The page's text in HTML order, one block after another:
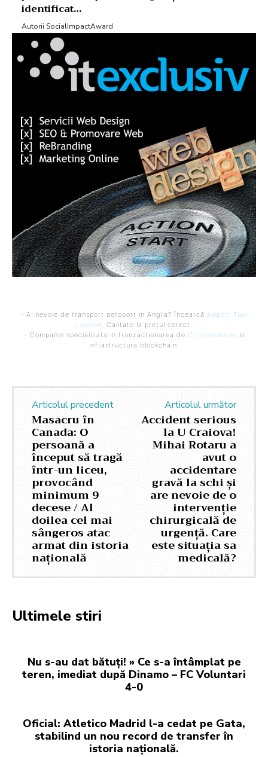
identificat…
Autorii SocialImpactAward
- Ai nevoie de transport aeroport in Anglia? Încearcă Airport Taxi
London. Calitate la prețul corect.
- Companie specializata in tranzactionarea de Criptomonede si
infrastructura blockchain.
Articolul precedent
Masacru în
Canada: O
persoană a
început să tragă
într-un liceu,
provocând
minimum 9
decese / Al
doilea cel mai
sângeros atac
armat din istoria
națională
Articolul următor
Accident serious
la U Craiova!
Mihai Rotaru a
avut o
accidentare
gravă la schi și
are nevoie de o
intervenție
chirurgicală de
urgență. Care
este situația sa
medicală?
Ultimele stiri
Nu s-au dat bătuți! » Ce s-a întâmplat pe
teren, imediat după Dinamo – FC Voluntari
4-0
Oficial: Atletico Madrid l-a cedat pe Gata,
stabilind un nou record de transfer în
istoria națională.